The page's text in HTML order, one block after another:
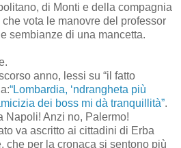
di Monti e della compagnia
vota le manovre del professor
sembianze di una mancetta.
anno, lessi su “il fatto
“Lombardia, ‘ndrangheta più
dei boss mi dà tranquillità”.
Napoli! Anzi no, Palermo!
va ascritto ai cittadini di Erba
che per la cronaca si sentono più